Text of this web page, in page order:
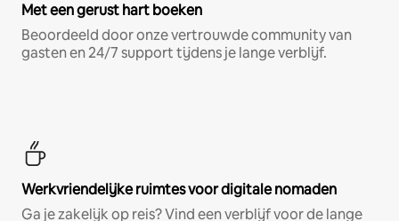
Met een gerust hart boeken
Beoordeeld door onze vertrouwde community van
gasten en 24/7 support tijdens je lange verblijf.
Werkvriendelijke ruimtes voor digitale nomaden
Ga je zakelijk op reis? Vind een verblijf voor de lange